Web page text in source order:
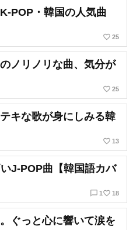
POP・韓国の人気曲
favorite_border 25
ノリノリな曲、気分が
favorite_border 25
キな歌が身にしみる韓
favorite_border 13
J-POP曲【韓国語カバ
chat_bubble_outline 1 favorite_border 18
ぐっと心に響いて涙を